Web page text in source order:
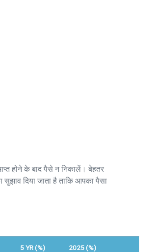
होने के बाद पैसे न निकालें। बेहतर
दिया जाता है ताकि आपका पैसा
5 YR (%) 2025 (%)